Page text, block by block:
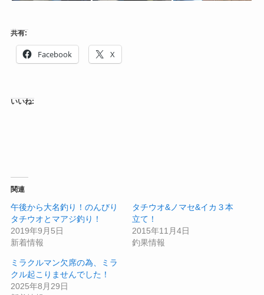
共有:
Facebook X
いいね:
関連
午後から大名釣り！のんびり
タチウオとマアジ釣り！
2019年9月5日
新着情報
タチウオ&ノマセ&イカ３本
立て！
2015年11月4日
釣果情報
ミラクルマン欠席の為、ミラ
クル起こりませんでした！
2025年8月29日